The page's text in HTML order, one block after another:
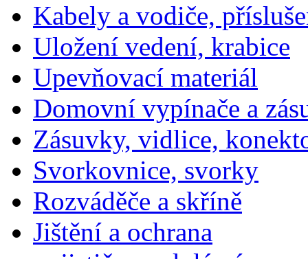
Kabely a vodiče,
Uložení vedení, krabice
Upevňovací materiál
Domovní vypínače a
Zásuvky, vidlice,
Svorkovnice, svorky
Rozváděče a skříně
Jištění a ochrana